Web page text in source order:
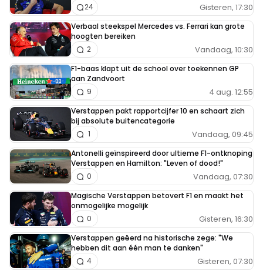
Gisteren, 17:30
24
Verbaal steekspel Mercedes vs. Ferrari kan grote
hoogten bereiken
Vandaag, 10:30
2
F1-baas klapt uit de school over toekennen GP
aan Zandvoort
4 aug. 12:55
9
Verstappen pakt rapportcijfer 10 en schaart zich
bij absolute buitencategorie
Vandaag, 09:45
1
Antonelli geïnspireerd door ultieme F1-ontknoping
Verstappen en Hamilton: "Leven of dood!"
Vandaag, 07:30
0
Magische Verstappen betovert F1 en maakt het
onmogelijke mogelijk
Gisteren, 16:30
0
Verstappen geëerd na historische zege: "We
hebben dit aan één man te danken"
Gisteren, 07:30
4